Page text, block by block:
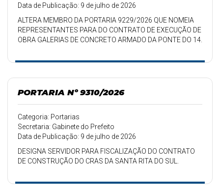
Data de Publicação: 9 de julho de 2026
ALTERA MEMBRO DA PORTARIA 9229/2026 QUE NOMEIA
REPRESENTANTES PARA DO CONTRATO DE EXECUÇÃO DE
OBRA GALERIAS DE CONCRETO ARMADO DA PONTE DO 14.
PORTARIA Nº 9310/2026
Categoria: Portarias
Secretaria: Gabinete do Prefeito
Data de Publicação: 9 de julho de 2026
DESIGNA SERVIDOR PARA FISCALIZAÇÃO DO CONTRATO
DE CONSTRUÇÃO DO CRAS DA SANTA RITA DO SUL.